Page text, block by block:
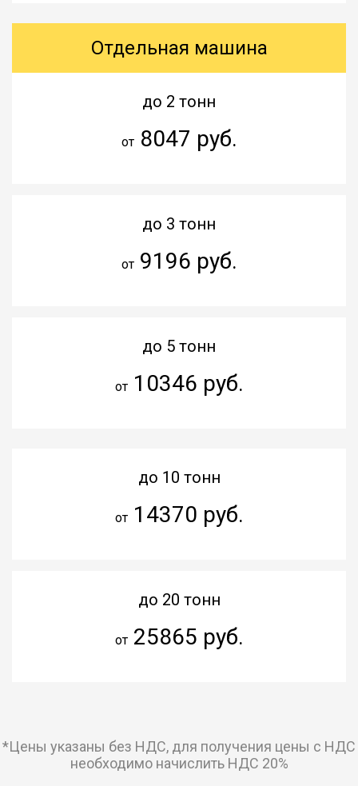
Отдельная машина
до 2 тонн
от8047 руб.
до 3 тонн
от9196 руб.
до 5 тонн
от10346 руб.
до 10 тонн
от14370 руб.
до 20 тонн
от25865 руб.
*Цены указаны без НДС, для получения цены с НДС
необходимо начислить НДС 20%